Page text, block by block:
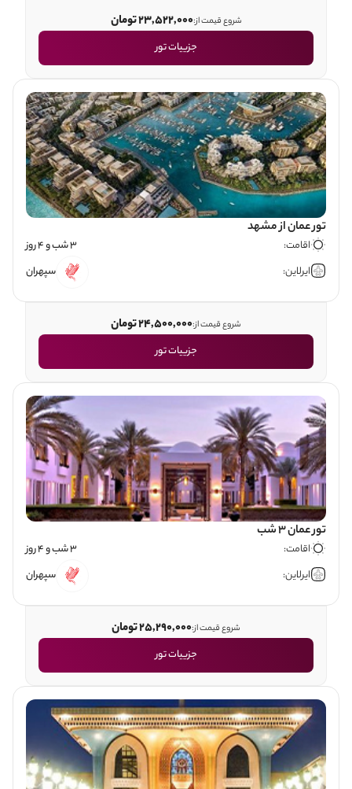
شروع قیمت از:23,522,000 تومان
جزییات تور
تور عمان از مشهد
اقامت:
3 شب و 4 روز
ایرلاین:
سپهران
شروع قیمت از:24,500,000 تومان
جزییات تور
تور عمان 3 شب
اقامت:
3 شب و 4 روز
ایرلاین:
سپهران
شروع قیمت از:25,290,000 تومان
جزییات تور